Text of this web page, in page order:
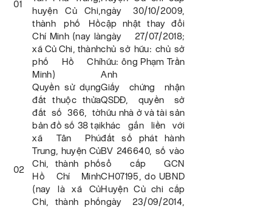
01
huyện Củ Chi,
thành phố Hồ
Chí Minh (nay là
xã Củ Chi, thành
phố Hồ Chí
Minh)
ngày 30/10/2009,
cập nhật thay đổi
ngày 27/07/2018;
chủ sở hữu: chủ sở
hữu: ông Phạm Trần
Anh
02
Quyền sử dụng
đất thuộc thửa
đất số 366, tờ
bản đồ số 38 tại
xã Tân Phú
Trung, huyện Củ
Chi, thành phố
Hồ Chí Minh
(nay là xã Củ
Chi, thành phố
Giấy chứng nhận
QSDĐ, quyền sở
hữu nhà ở và tài sản
khác gắn liền với
đất số phát hành
BV 246640, số vào
sổ cấp GCN
CH07195, do UBND
Huyện Củ chi cấp
ngày 23/09/2014,